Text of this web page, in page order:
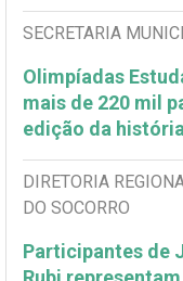
SECRETARIA
Olimpíadas
mais de 220 mil
edição da história
DIRETORIA
DO SOCORRO
Participantes de